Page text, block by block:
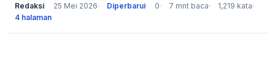
Redaksi 25 Mei 2026 Diperbarui 0 7 mnt baca
1,219 kata
4 halaman